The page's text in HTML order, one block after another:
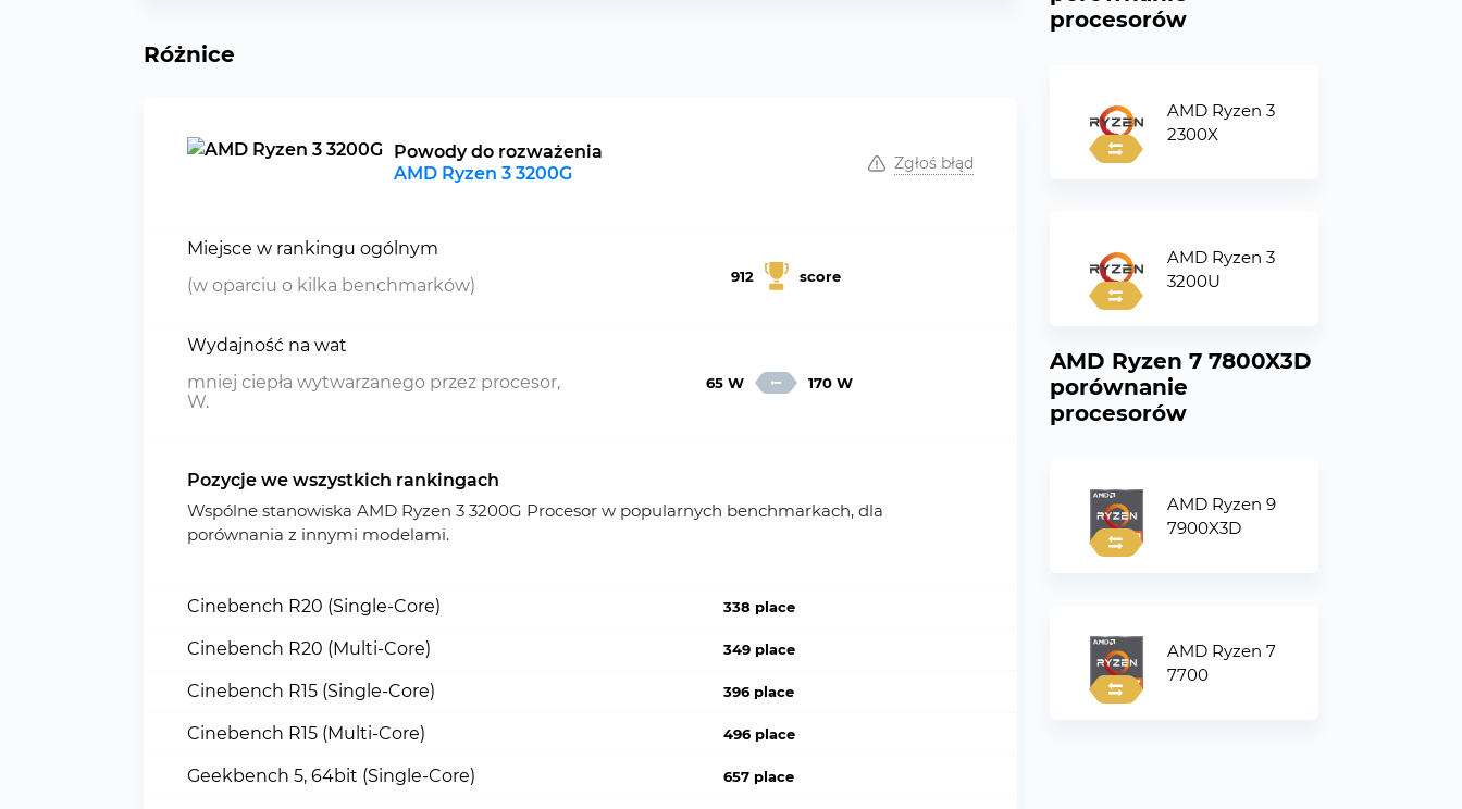
Różnice
Powody do rozważenia
AMD Ryzen 3 3200G
Zgłoś błąd
Miejsce w rankingu ogólnym
(w oparciu o kilka benchmarków)
912 score
Wydajność na wat
mniej ciepła wytwarzanego przez procesor,
W.
65 W 170 W
Pozycje we wszystkich rankingach
Wspólne stanowiska AMD Ryzen 3 3200G Procesor w popularnych benchmarkach, dla
porównania z innymi modelami.
Cinebench R20 (Single-Core) 338 place
Cinebench R20 (Multi-Core) 349 place
Cinebench R15 (Single-Core) 396 place
Cinebench R15 (Multi-Core) 496 place
Geekbench 5, 64bit (Single-Core) 657 place
procesorów
AMD Ryzen 3
2300X
AMD Ryzen 3
3200U
AMD Ryzen 7 7800X3D
porównanie
procesorów
AMD Ryzen 9
7900X3D
AMD Ryzen 7
7700